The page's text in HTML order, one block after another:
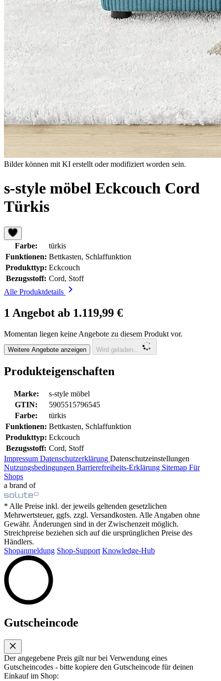
Bilder können mit KI erstellt oder modifiziert worden sein.
s-style möbel Eckcouch Cord
Türkis
Farbe:
türkis
Funktionen: Bettkasten, Schlaffunktion
Produkttyp: Eckcouch
Bezugsstoff: Cord, Stoff
Alle Produktdetails
1 Angebot ab 1.119,99 €
Momentan liegen keine Angebote zu diesem Produkt vor.
Weitere Angebote anzeigen Wird geladen...
Produkteigenschaften
Marke:
s-style möbel
GTIN:
5905515796545
Farbe:
türkis
Funktionen: Bettkasten, Schlaffunktion
Produkttyp: Eckcouch
Bezugsstoff: Cord, Stoff
Impressum Datenschutzerklärung Datenschutzeinstellungen
Nutzungsbedingungen Barrierefreiheits-Erklärung Sitemap Für
Shops
a brand of
* Alle Preise inkl. der jeweils geltenden gesetzlichen
Mehrwertsteuer, ggfs. zzgl. Versandkosten. Alle Angaben ohne
Gewähr. Änderungen sind in der Zwischenzeit möglich.
Streichpreise beziehen sich auf die ursprünglichen Preise des
Händlers.
Shopanmeldung Shop-Support Knowledge-Hub
Gutscheincode
Der angegebene Preis gilt nur bei Verwendung eines
Gutscheincodes - bitte kopiere den Gutscheincode für deinen
Einkauf im Shop: